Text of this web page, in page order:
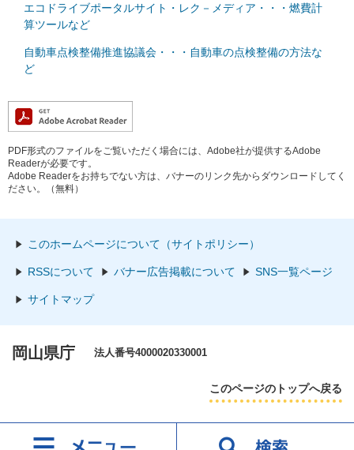
エコドライブポータルサイト・レク－メディア・・・燃費計
算ツールなど
自動車点検整備推進協議会・・・自動車の点検整備の方法な
ど
PDF形式のファイルをご覧いただく場合には、Adobe社が提供するAdobe
Readerが必要です。
Adobe Readerをお持ちでない方は、バナーのリンク先からダウンロードしてく
ださい。（無料）
このホームページについて（サイトポリシー）
RSSについて バナー広告掲載について SNS一覧ページ
サイトマップ
岡山県庁 法人番号4000020330001
このページのトップへ戻る